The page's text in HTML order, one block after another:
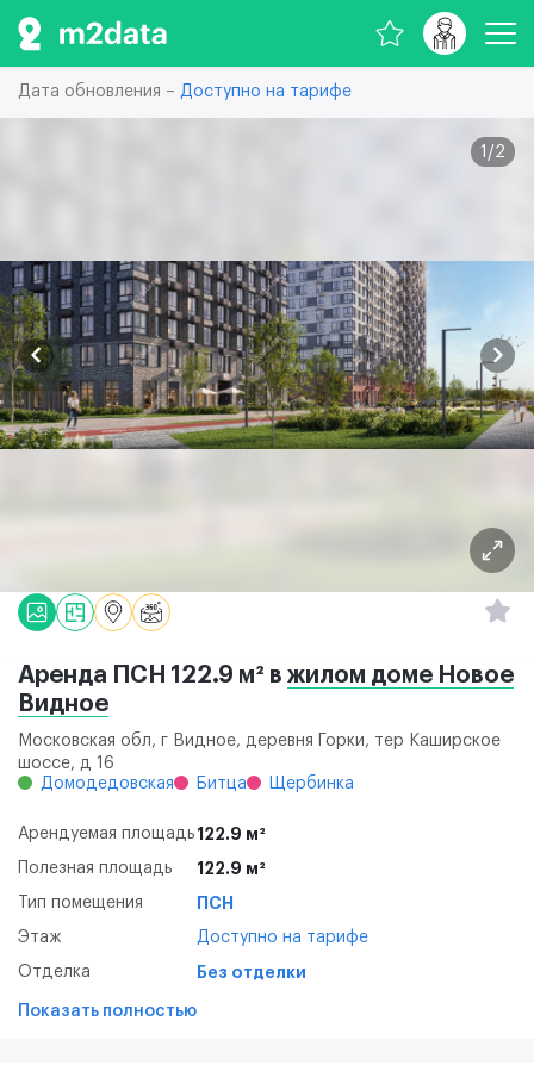
Дата обновления – Доступно на тарифе
1 /2
Аренда ПСН 122.9 м² в жилом доме Новое
Видное
Московская обл, г Видное, деревня Горки, тер Каширское
шоссе, д 16
Домодедовская
Битца Щербинка
Арендуемая площадь 122.9 м²
Полезная площадь 122.9 м²
Тип помещения ПСН
Этаж Доступно на тарифе
Отделка Без отделки
Показать полностью